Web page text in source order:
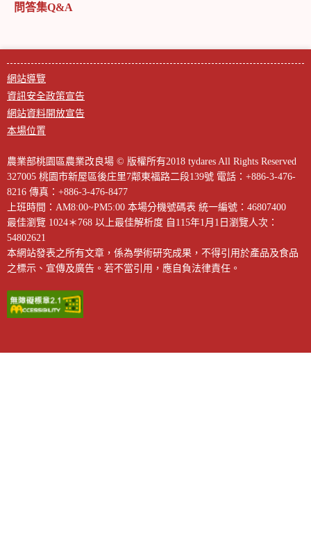
問答集Q&A
網站導覽
資訊安全政策宣告
網站資料開放宣告
本場位置
農業部桃園區農業改良場 © 版權所有2018 tydares All Rights Reserved
327005 桃園市新屋區後庄里7鄰東福路二段139號 電話：+886-3-476-
8216 傳真：+886-3-476-8477
上班時間：AM8:00~PM5:00 本場分機號碼表 統一編號：46807400
最佳瀏覽 1024＊768 以上最佳解析度 自115年1月1日瀏覽人次：
54802621
本網站發表之所有文章，係為學術研究成果，不得引用於產品及食品
之標示、宣傳及廣告。若不當引用，應自負法律責任。